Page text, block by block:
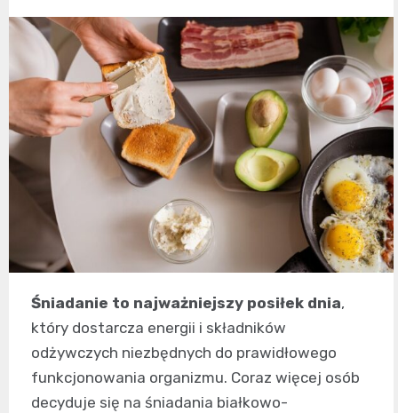
Śniadanie to najważniejszy posiłek dnia,
który dostarcza energii i składników
odżywczych niezbędnych do prawidłowego
funkcjonowania organizmu. Coraz więcej osób
decyduje się na śniadania białkowo-